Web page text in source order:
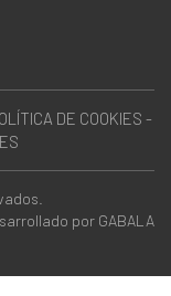
DE COOKIES -
por GABALA